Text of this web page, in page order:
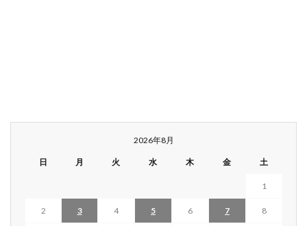
2026年8月
日 月 火 水 木 金 土
1
2 3 4 5 6 7 8